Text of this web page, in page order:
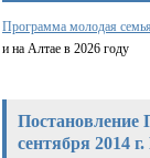
Программа молодая
и на Алтае в 2026 году
Постановление
сентября 2014